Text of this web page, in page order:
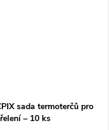
sada termoterčů pro
– 10 ks